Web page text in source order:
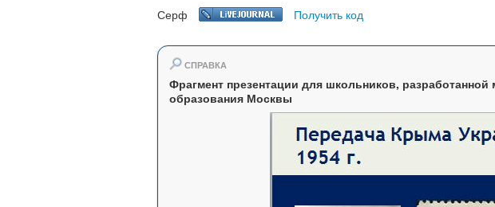
Серф
Получить код
СПРАВКА
Фрагмент презентации для школьников,
образования Москвы